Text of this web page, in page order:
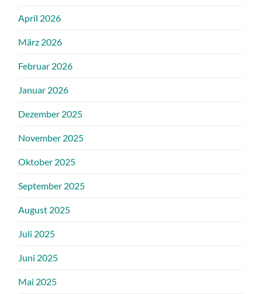
April 2026
März 2026
Februar 2026
Januar 2026
Dezember 2025
November 2025
Oktober 2025
September 2025
August 2025
Juli 2025
Juni 2025
Mai 2025